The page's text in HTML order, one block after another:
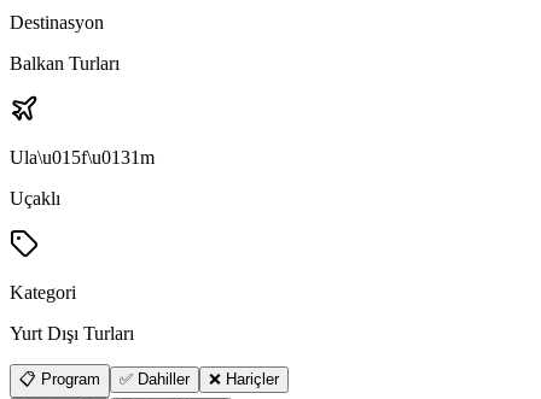
Destinasyon
Balkan Turları
Ula\u015f\u0131m
Uçaklı
Kategori
Yurt Dışı Turları
📋 Program ✅ Dahiller
❌ Hariçler